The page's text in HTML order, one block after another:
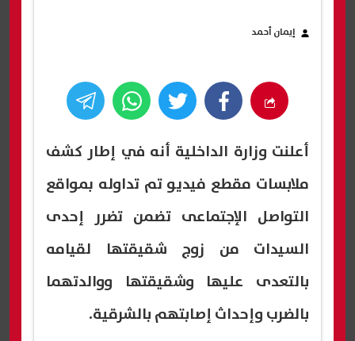
إيمان أحمد
أعلنت وزارة الداخلية أنه في إطار كشف
ملابسات مقطع فيديو تم تداوله بمواقع
التواصل الإجتماعى تضمن تضرر إحدى
السيدات من زوج شقيقتها لقيامه
بالتعدى عليها وشقيقتها ووالدتهما
بالضرب وإحداث إصابتهم بالشرقية.